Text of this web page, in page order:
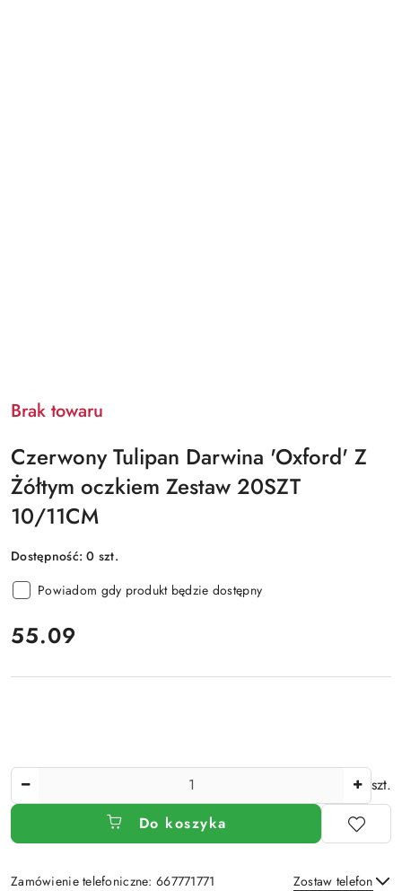
Brak towaru
Czerwony Tulipan Darwina 'Oxford' Z
Żółtym oczkiem Zestaw 20SZT
10/11CM
Dostępność:0 szt.
Powiadom gdy produkt będzie dostępny
cena:
55.09
szt.
Do koszyka
Zamówienie telefoniczne: 667771771 Zostaw telefon